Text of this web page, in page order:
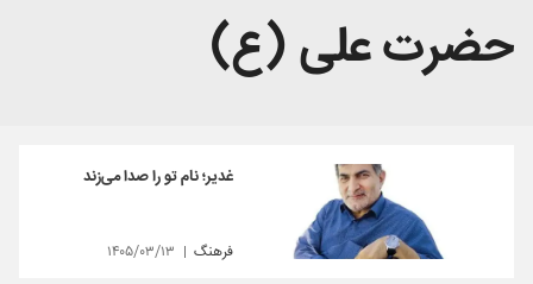
حضرت علی (ع)
غدیر؛ نام تو را صدا می‌زند
فرهنگ ۱۴۰۵/۰۳/۱۳